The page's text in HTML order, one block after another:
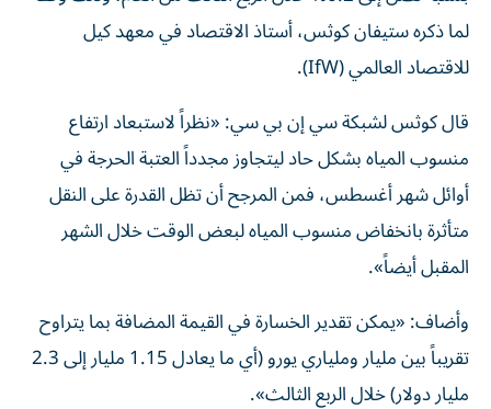
لما ذكره ستيفان كوثس، أستاذ الاقتصاد في معهد كيل
للاقتصاد العالمي (IfW).
قال كوثس لشبكة سي إن بي سي: «نظراً لاستبعاد ارتفاع
منسوب المياه بشكل حاد ليتجاوز مجدداً العتبة الحرجة في
أوائل شهر أغسطس، فمن المرجح أن تظل القدرة على النقل
متأثرة بانخفاض منسوب المياه لبعض الوقت خلال الشهر
المقبل أيضاً».
وأضاف: «يمكن تقدير الخسارة في القيمة المضافة بما يتراوح
تقريباً بين مليار وملياري يورو (أي ما يعادل 1.15 مليار إلى 2.3
مليار دولار) خلال الربع الثالث».